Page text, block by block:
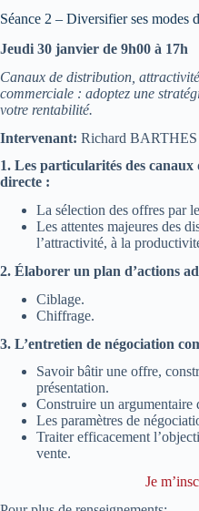
Séance 2 – Diversifier ses modes
Jeudi 30 janvier de 9h00 à 17h
Canaux de distribution,
commerciale : adoptez une
votre rentabilité.
Intervenant: Richard
1. Les particularités des
directe :
La sélection des offres par
Les attentes majeures des
l’attractivité, à la
2. Élaborer un plan d’actions
Ciblage.
Chiffrage.
3. L’entretien de négociation
Savoir bâtir une offre,
présentation.
Construire un argumentaire
Les paramètres de
Traiter efficacement
vente.
Je